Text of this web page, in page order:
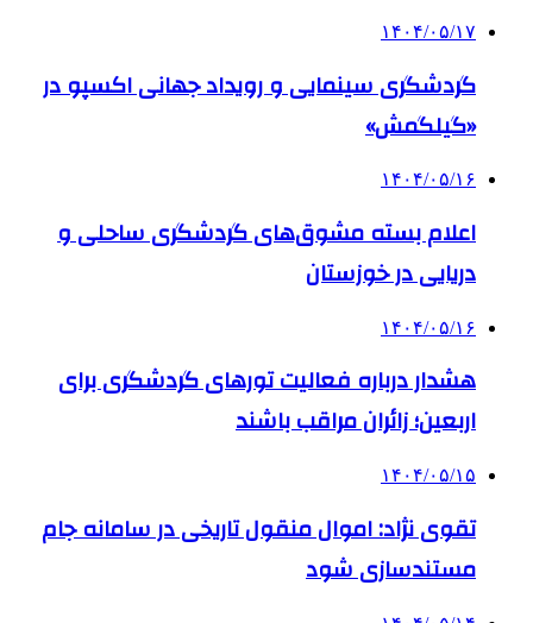
۱۴۰۴/۰۵/۱۷
گردشگری سینمایی و رویداد جهانی اکسپو در
«گیلگمش»
۱۴۰۴/۰۵/۱۶
اعلام بسته مشوق‌های گردشگری ساحلی و
دریایی در خوزستان
۱۴۰۴/۰۵/۱۶
هشدار درباره فعالیت تورهای گردشگری برای
اربعین؛ زائران مراقب باشند
۱۴۰۴/۰۵/۱۵
تقوی نژاد: اموال منقول تاریخی در سامانه جام
مستندسازی شود